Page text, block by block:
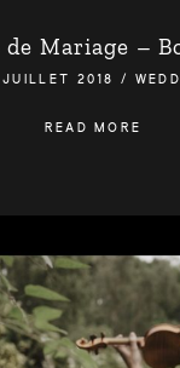
de Mariage –
2018/
READ MORE